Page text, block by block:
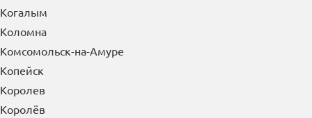
Когалым
Коломна
Комсомольск-на-Амуре
Копейск
Королев
Королёв